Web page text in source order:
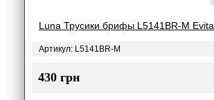
Luna Трусики брифы L5141BR-M Evita
Артикул: L5141BR-M
430 грн